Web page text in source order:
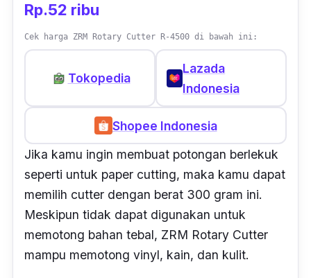
Rp.52 ribu
Cek harga ZRM Rotary Cutter R-4500 di bawah ini:
Tokopedia
Lazada
Indonesia
Shopee Indonesia
Jika kamu ingin membuat potongan berlekuk
seperti untuk paper cutting, maka kamu dapat
memilih cutter dengan berat 300 gram ini.
Meskipun tidak dapat digunakan untuk
memotong bahan tebal, ZRM Rotary Cutter
mampu memotong vinyl, kain, dan kulit.